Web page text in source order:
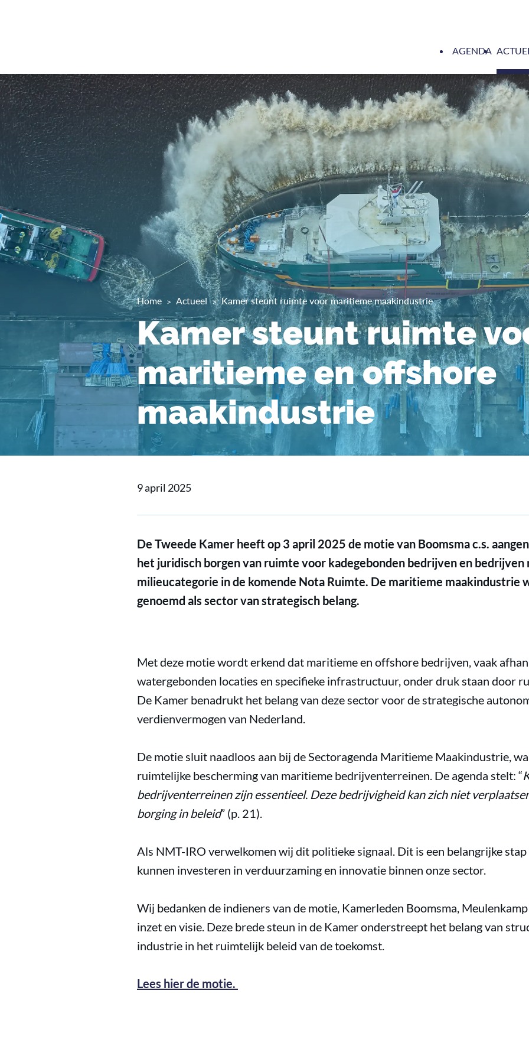
AGENDA
Home Actueel Kamer steunt ruimte voor maritieme maakindustrie
Kamer steunt ruimte
maritieme en offshore
maakindustrie
9 april 2025
De Tweede Kamer heeft op 3 april 2025 de motie van Boomsma c.s.
het juridisch borgen van ruimte voor kadegebonden bedrijven en bedrijven
milieucategorie in de komende Nota Ruimte. De maritieme maakindustrie
genoemd als sector van strategisch belang.
Met deze motie wordt erkend dat maritieme en offshore bedrijven, vaak
watergebonden locaties en specifieke infrastructuur, onder druk staan door
De Kamer benadrukt het belang van deze sector voor de strategische
verdienvermogen van Nederland.
De motie sluit naadloos aan bij de Sectoragenda Maritieme Maakindustrie,
ruimtelijke bescherming van maritieme bedrijventerreinen. De agenda stelt: “
bedrijventerreinen zijn essentieel. Deze bedrijvigheid kan zich niet
borging in beleid” (p. 21).
Als NMT-IRO verwelkomen wij dit politieke signaal. Dit is een belangrijke
kunnen investeren in verduurzaming en innovatie binnen onze sector.
Wij bedanken de indieners van de motie, Kamerleden Boomsma,
inzet en visie. Deze brede steun in de Kamer onderstreept het belang van
industrie in het ruimtelijk beleid van de toekomst.
Lees hier de motie.